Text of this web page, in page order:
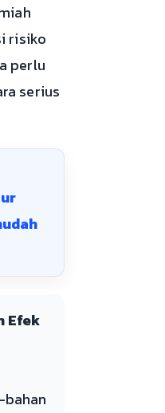
risiko
perlu
serius
Efek
bahan